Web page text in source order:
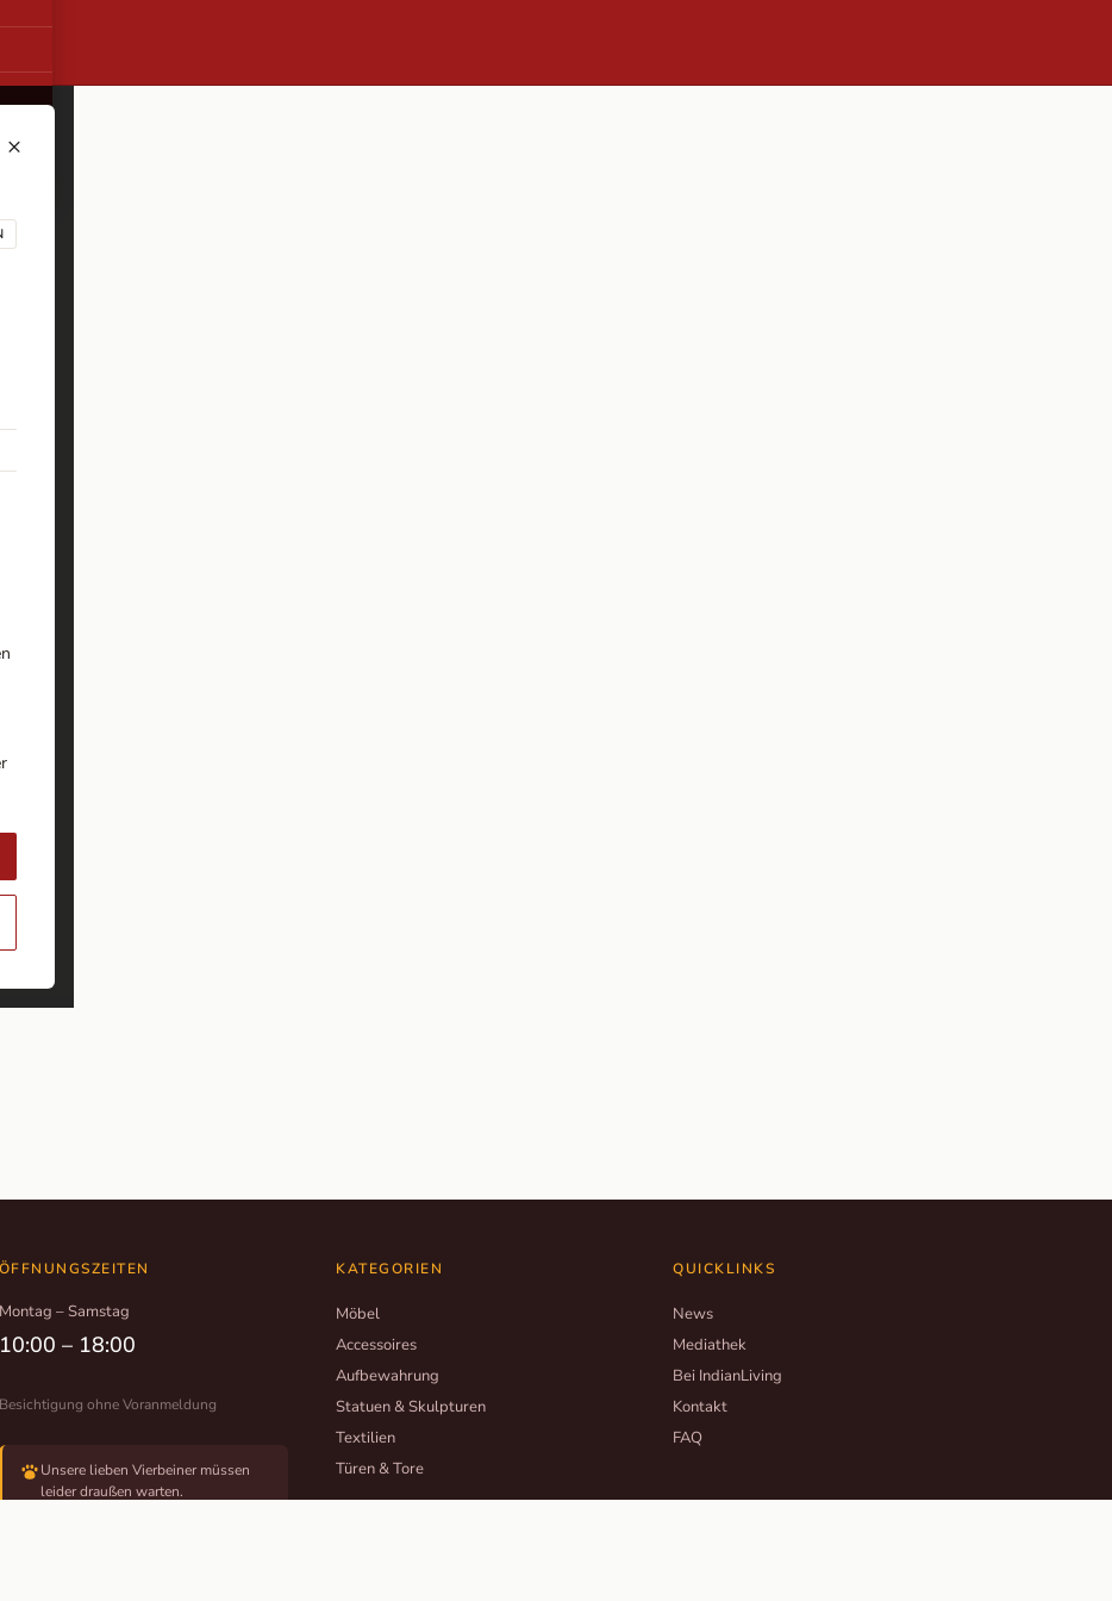
×
ÖFFNUNGSZEITEN
Montag – Samstag
10:00 – 18:00
Besichtigung ohne Voranmeldung
Unsere lieben Vierbeiner müssen
leider draußen warten.
KATEGORIEN
Möbel
Accessoires
Aufbewahrung
Statuen & Skulpturen
Textilien
Türen & Tore
QUICKLINKS
News
Mediathek
Bei IndianLiving
Kontakt
FAQ